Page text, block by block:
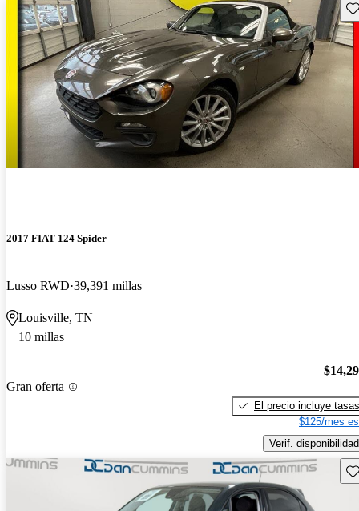
2017 FIAT 124 Spider
Lusso RWD 39,391 millas
Louisville, TN
10 millas
Gran oferta
El precio incluye tasas
$125/mes
Verif. disponibilidad